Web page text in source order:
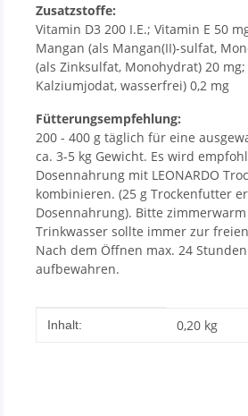
Zusatzstoffe:
Vitamin D3 200 I.E.; Vitamin E 50
Mangan (als Mangan(II)-sulfat,
(als Zinksulfat, Monohydrat) 20 mg;
Kalziumjodat, wasserfrei) 0,2 mg
Fütterungsempfehlung:
200 - 400 g täglich für eine
ca. 3-5 kg Gewicht. Es wird
Dosennahrung mit LEONARDO
kombinieren. (25 g Trockenfutter
Dosennahrung). Bitte
Trinkwasser sollte immer zur
Nach dem Öffnen max. 24
aufbewahren.
Produkteigenschaft
Wert
Inhalt: 0,20 kg